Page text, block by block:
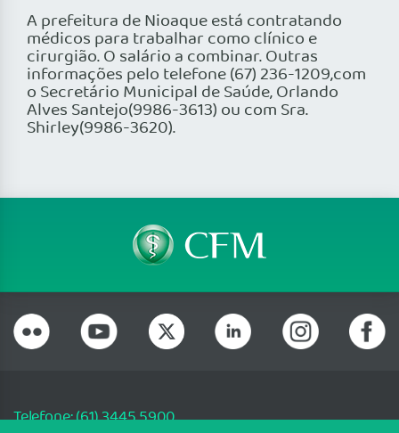
A prefeitura de Nioaque está contratando
médicos para trabalhar como clínico e
cirurgião. O salário a combinar. Outras
informações pelo telefone (67) 236-1209,com
o Secretário Municipal de Saúde, Orlando
Alves Santejo(9986-3613) ou com Sra.
Shirley(9986-3620).
Telefone: (61) 3445 5900